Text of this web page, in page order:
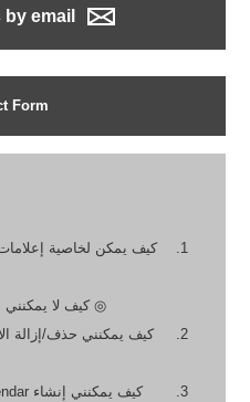
Form
كيف يمكن لخاصية
◎ كيف لا يمكنني
كيف يمكنني حذف/إزالة